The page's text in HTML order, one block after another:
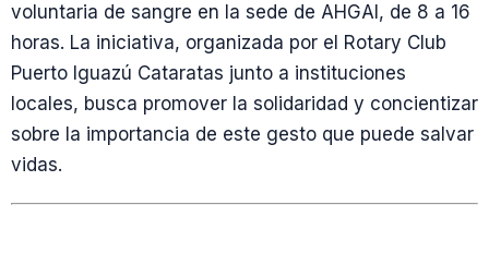
voluntaria de sangre en la sede de AHGAI, de 8 a 16
horas. La iniciativa, organizada por el Rotary Club
Puerto Iguazú Cataratas junto a instituciones
locales, busca promover la solidaridad y concientizar
sobre la importancia de este gesto que puede salvar
vidas.